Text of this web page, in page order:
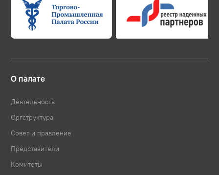
О палате
Деятельность
Оргструктура
Совет и правление
Представители
Комитеты